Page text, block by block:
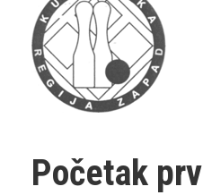
Početak